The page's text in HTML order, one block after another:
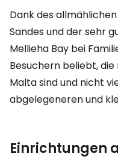
Dank des
Sandes und der sehr
Mellieha Bay bei
Besuchern beliebt,
Malta sind und nicht
abgelegeneren und
Einrichtungen